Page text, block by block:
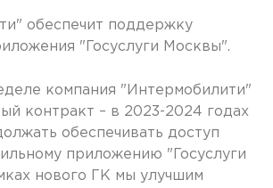
обеспечит поддержку
"Госуслуги Москвы".
компания "Интермобилити"
контракт – в 2023-2024 годах
обеспечивать доступ
приложению "Госуслуги
нового ГК мы улучшим